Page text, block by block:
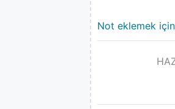
Not eklemek için